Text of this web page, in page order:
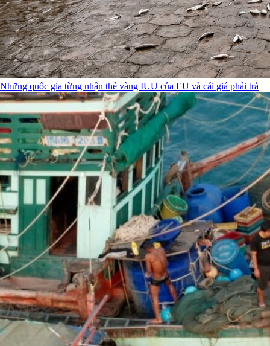
Những quốc gia từng nhận thẻ vàng IUU của EU và cái giá phải trả